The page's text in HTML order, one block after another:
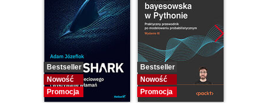
Bestseller
Nowość
Promocja
Bestseller
Nowość
Promocja